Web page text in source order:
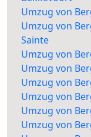
Umzug von
Umzug von
Sainte
Umzug von
Umzug von
Umzug von
Umzug von
Umzug von
Umzug von